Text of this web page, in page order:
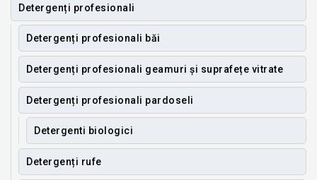
Detergenți profesionali
Detergenți profesionali băi
Detergenți profesionali geamuri și suprafețe vitrate
Detergenți profesionali pardoseli
Detergenti biologici
Detergenți rufe